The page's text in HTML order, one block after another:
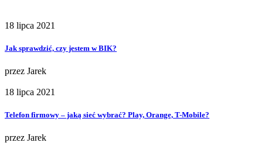
18 lipca 2021
Jak sprawdzić, czy jestem w BIK?
przez Jarek
18 lipca 2021
Telefon firmowy – jaką sieć wybrać? Play, Orange, T-Mobile?
przez Jarek